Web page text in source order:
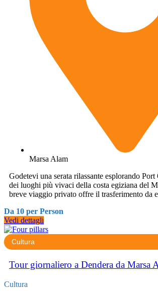
Marsa Alam
Godetevi una serata rilassante esplorando
dei luoghi più vivaci della costa egiziana del
breve viaggio privato offre il trasferimento da
Da 10 per Person
Vedi dettagli
Cultura
Tour giornaliero a Dendera da Marsa
Cultura